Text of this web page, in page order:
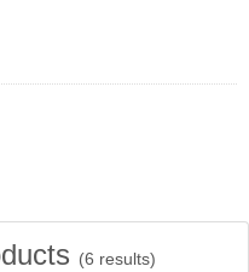
(6 results)